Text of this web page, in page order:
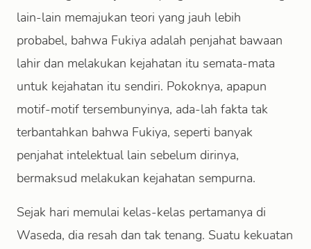
lain-lain memajukan teori yang jauh lebih
probabel, bahwa Fukiya adalah penjahat bawaan
lahir dan melakukan kejahatan itu semata-mata
untuk kejahatan itu sendiri. Pokoknya, apapun
motif-motif tersembunyinya, ada-lah fakta tak
terbantahkan bahwa Fukiya, seperti banyak
penjahat intelektual lain sebelum dirinya,
bermaksud melakukan kejahatan sempurna.
Sejak hari memulai kelas-kelas pertamanya di
Waseda, dia resah dan tak tenang. Suatu kekuatan